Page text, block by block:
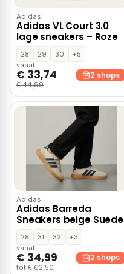
Adidas
Adidas VL Court 3.0
lage sneakers – Roze
28 29 30
+5
vanaf
€ 33,74
€ 44,99
2 shops
Adidas
Adidas Barreda
Sneakers beige Suede
28 31 32
+3
vanaf
€ 34,99
tot € 62,50
2 shops